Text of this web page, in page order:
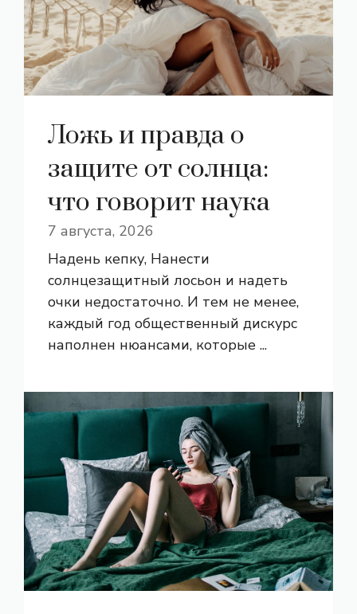
Ложь и правда о
защите от солнца:
что говорит наука
7 августа, 2026
Надень кепку, Нанести
солнцезащитный лосьон и надеть
очки недостаточно. И тем не менее,
каждый год общественный дискурс
наполнен нюансами, которые ...